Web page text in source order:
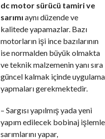
dc motor sürücü tamiri ve
sarımı aynı düzende ve
kalitede yapamazlar. Bazı
motorların işi ince bazılarının
ise normalden büyük olmakta
ve teknik malzemenin yanı sıra
güncel kalmak içinde uygulama
yapmaları gerekmektedir.
– Sargısı yapılmış yada yeni
yapım edilecek bobinaj
sarımlarını yapar,